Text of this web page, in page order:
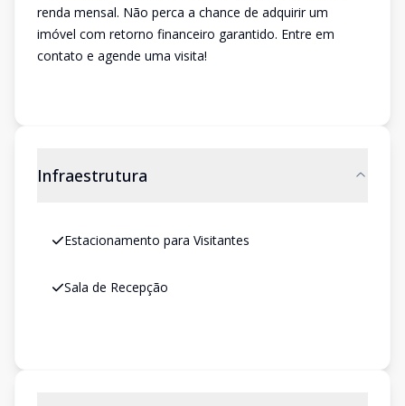
renda mensal. Não perca a chance de adquirir um
imóvel com retorno financeiro garantido. Entre em
contato e agende uma visita!
Infraestrutura
Estacionamento para Visitantes
Sala de Recepção